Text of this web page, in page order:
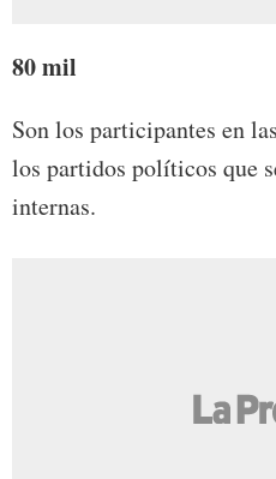
80 mil
Son los participantes en
los partidos políticos que
internas.